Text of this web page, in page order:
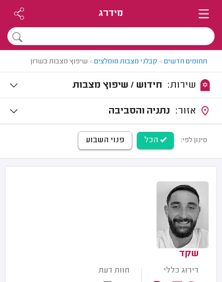
מידרג
תחומים חדשים> קבלני מצבות מומלצים> שיפוץ מצבות בשרון
חידוש / שיפוץ מצבות
נתניה והסביבה
סינון לפי: הכל פנוי השבוע
שקד
דירוג כללי חוות דעת